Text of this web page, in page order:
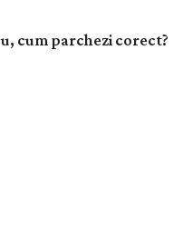
cum parchezi corect?